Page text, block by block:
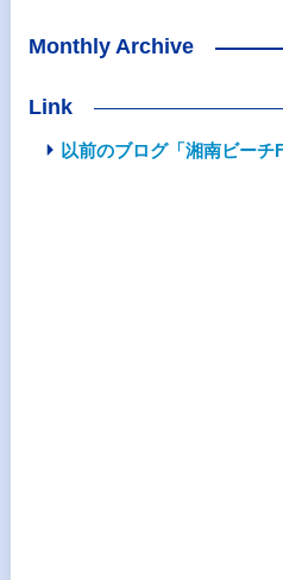
Monthly Archive
Link
以前のブログ「湘南ビー